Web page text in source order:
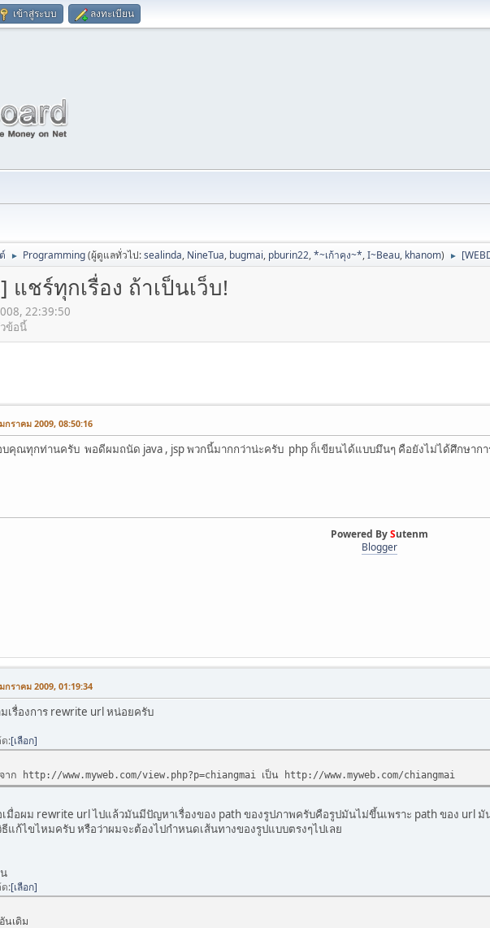
เข้าสู่ระบบ ลงทะเบียน
► Programming(ผู้ดูแลทั่วไป:sealinda, NineTua, bugmai, pburin22,*~เก้าคุง~*,I~Beau, khanom) ►
แชร์ทุกเรื่อง ถ้าเป็นเว็บ!
22:39:50
ข้อนี้
กราคม 2009, 08:50:16
คุณทุกท่านครับ พอดีผมถนัด java , jsp พวกนี้มากกว่าน่ะครับ php ก็เขียนได้แบบมึนๆ คือยังไม่ได้ศึกษากา
Powered BySutenm
Blogger
กราคม 2009, 01:19:34
เรื่องการ rewrite url หน่อยครับ
เลือก
จาก http://www.myweb.com/view.php?p=chiangmai เป็น http://www.myweb.com/chiangmai
มื่อผม rewrite url ไปแล้วมันมีปัญหาเรื่องของ path ของรูปภาพครับคือรูปมันไม่ขึ้นเพราะ path ของ url มั
แก้ไขไหมครับ หรือว่าผมจะต้องไปกำหนดเส้นทางของรูปแบบตรงๆไปเลย
เลือก
อันเดิม